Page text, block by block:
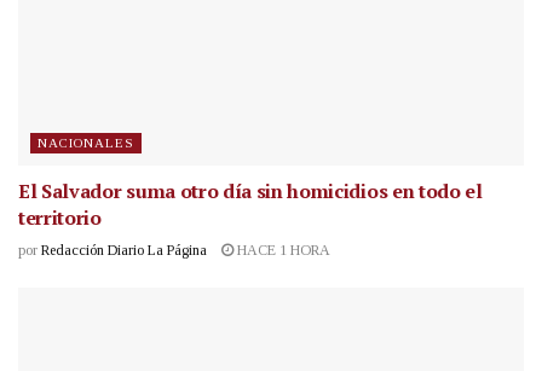
NACIONALES
El Salvador suma otro día sin homicidios en todo el
territorio
por Redacción Diario La Página HACE 1 HORA